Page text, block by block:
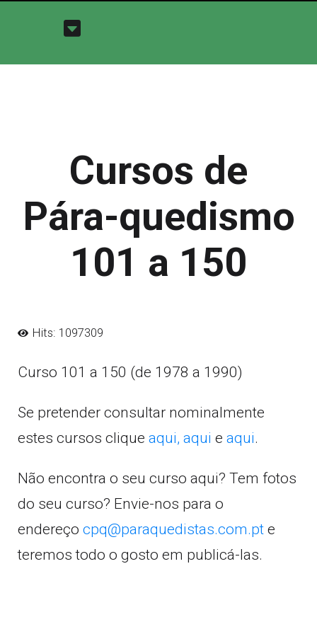
Cursos de
Pára-quedismo
101 a 150
Hits: 1097309
Curso 101 a 150 (de 1978 a 1990)
Se pretender consultar nominalmente
estes cursos clique aqui, aqui e aqui.
Não encontra o seu curso aqui? Tem fotos
do seu curso? Envie-nos para o
endereço cpq@paraquedistas.com.pt e
teremos todo o gosto em publicá-las.